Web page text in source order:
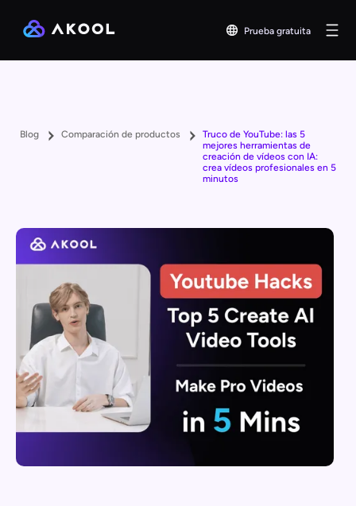
Prueba gratuita
Blog Comparación de productos
Truco de YouTube: las 5
mejores herramientas de
creación de vídeos con IA:
crea vídeos profesionales en 5
minutos